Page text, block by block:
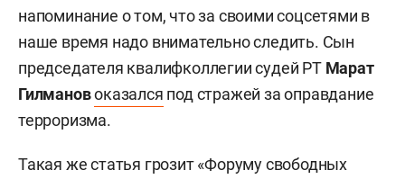
напоминание о том, что за своими соцсетями в
наше время надо внимательно следить. Сын
председателя квалифколлегии судей РТ Марат
Гилмановоказался под стражей за оправдание
терроризма.
Такая же статья грозит «Форуму свободных